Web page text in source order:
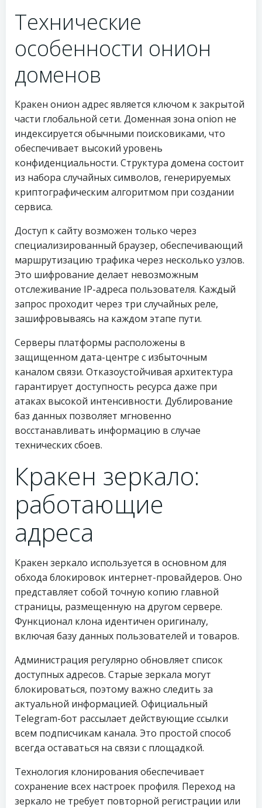
Технические
особенности онион
доменов
Кракен онион адрес является ключом к закрытой
части глобальной сети. Доменная зона onion не
индексируется обычными поисковиками, что
обеспечивает высокий уровень
конфиденциальности. Структура домена состоит
из набора случайных символов, генерируемых
криптографическим алгоритмом при создании
сервиса.
Доступ к сайту возможен только через
специализированный браузер, обеспечивающий
маршрутизацию трафика через несколько узлов.
Это шифрование делает невозможным
отслеживание IP-адреса пользователя. Каждый
запрос проходит через три случайных реле,
зашифровываясь на каждом этапе пути.
Серверы платформы расположены в
защищенном дата-центре с избыточным
каналом связи. Отказоустойчивая архитектура
гарантирует доступность ресурса даже при
атаках высокой интенсивности. Дублирование
баз данных позволяет мгновенно
восстанавливать информацию в случае
технических сбоев.
Кракен зеркало:
работающие
адреса
Кракен зеркало используется в основном для
обхода блокировок интернет-провайдеров. Оно
представляет собой точную копию главной
страницы, размещенную на другом сервере.
Функционал клона идентичен оригиналу,
включая базу данных пользователей и товаров.
Администрация регулярно обновляет список
доступных адресов. Старые зеркала могут
блокироваться, поэтому важно следить за
актуальной информацией. Официальный
Telegram-бот рассылает действующие ссылки
всем подписчикам канала. Это простой способ
всегда оставаться на связи с площадкой.
Технология клонирования обеспечивает
сохранение всех настроек профиля. Переход на
зеркало не требует повторной регистрации или